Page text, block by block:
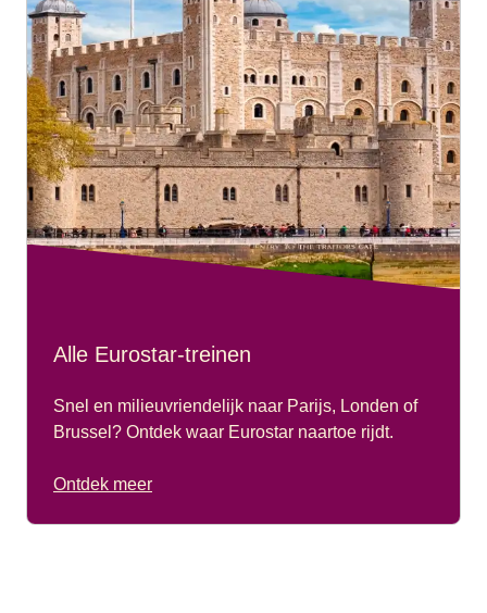
Alle Eurostar-treinen
Snel en milieuvriendelijk naar Parijs, Londen of
Brussel? Ontdek waar Eurostar naartoe rijdt.
Ontdek meer